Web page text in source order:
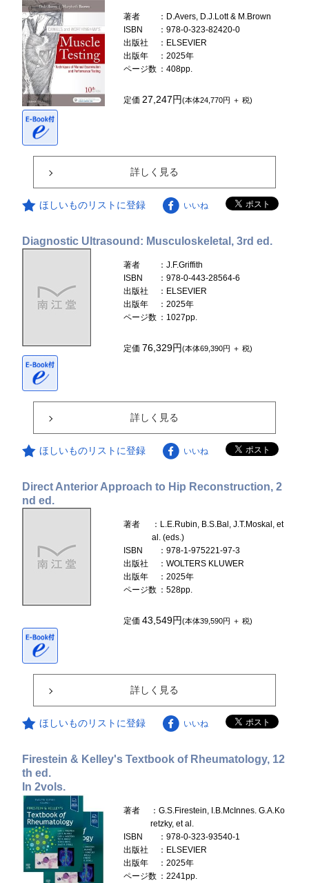
著者
：D.Avers, D.J.Lott & M.Brown
ISBN
：978-0-323-82420-0
出版社
：ELSEVIER
出版年
：2025年
ページ数 ：408pp.
定価27,247円(本体24,770円 ＋ 税)
詳しく見る
ほしいものリストに登録 いいね
Diagnostic Ultrasound: Musculoskeletal, 3rd ed.
著者
：J.F.Griffith
ISBN
：978-0-443-28564-6
出版社
：ELSEVIER
出版年
：2025年
ページ数 ：1027pp.
定価 76,329円(本体69,390円 ＋ 税)
詳しく見る
ほしいものリストに登録 いいね
Direct Anterior Approach to Hip Reconstruction, 2
nd ed.
著者
：L.E.Rubin, B.S.Bal, J.T.Moskal, et
al. (eds.)
ISBN
：978-1-975221-97-3
出版社
：WOLTERS KLUWER
出版年
：2025年
ページ数 ：528pp.
定価43,549円(本体39,590円 ＋ 税)
詳しく見る
ほしいものリストに登録 いいね
Firestein & Kelley's Textbook of Rheumatology, 12
th ed.
In 2vols.
著者
：G.S.Firestein, I.B.McInnes. G.A.Ko
retzky, et al.
ISBN
：978-0-323-93540-1
出版社
：ELSEVIER
出版年
：2025年
ページ数 ：2241pp.